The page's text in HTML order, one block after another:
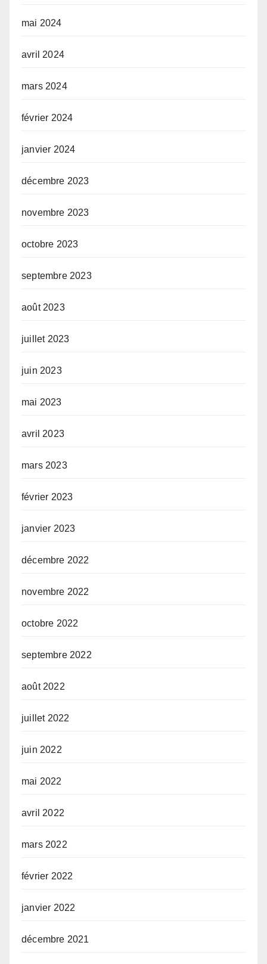
mai 2024
avril 2024
mars 2024
février 2024
janvier 2024
décembre 2023
novembre 2023
octobre 2023
septembre 2023
août 2023
juillet 2023
juin 2023
mai 2023
avril 2023
mars 2023
février 2023
janvier 2023
décembre 2022
novembre 2022
octobre 2022
septembre 2022
août 2022
juillet 2022
juin 2022
mai 2022
avril 2022
mars 2022
février 2022
janvier 2022
décembre 2021